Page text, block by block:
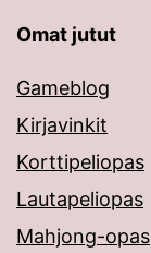
Omat jutut
Gameblog
Kirjavinkit
Korttipeliopas
Lautapeliopas
Mahjong-opas